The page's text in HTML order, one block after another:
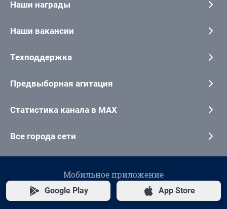
Наши награды
Наши вакансии
Техподдержка
Предвыборная агитация
Статистика канала в MAX
Все города сети
Мобильное приложение
Google Play App Store